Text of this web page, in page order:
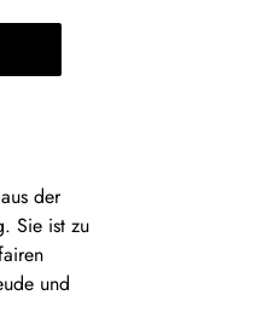
der
Sie ist zu
und